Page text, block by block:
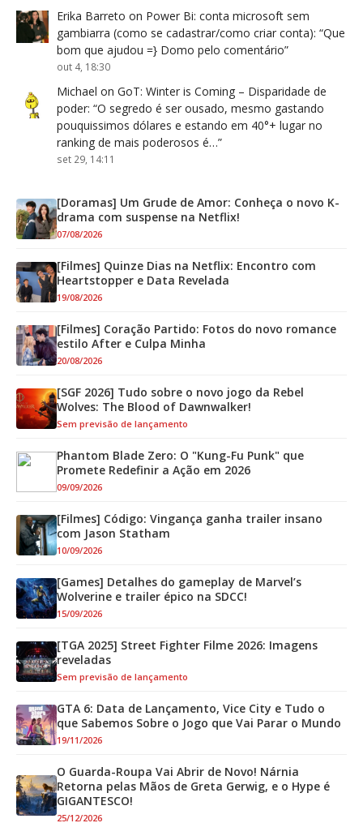
Erika Barreto on Power Bi: conta microsoft sem
gambiarra (como se cadastrar/como criar conta): “Que
bom que ajudou =} Domo pelo comentário”
out 4, 18:30
Michael on GoT: Winter is Coming – Disparidade de
poder: “O segredo é ser ousado, mesmo gastando
pouquissimos dólares e estando em 40°+ lugar no
ranking de mais poderosos é…”
set 29, 14:11
[Doramas] Um Grude de Amor: Conheça o novo K-
drama com suspense na Netflix!
07/08/2026
[Filmes] Quinze Dias na Netflix: Encontro com
Heartstopper e Data Revelada
19/08/2026
[Filmes] Coração Partido: Fotos do novo romance
estilo After e Culpa Minha
20/08/2026
[SGF 2026] Tudo sobre o novo jogo da Rebel
Wolves: The Blood of Dawnwalker!
Sem previsão de lançamento
Phantom Blade Zero: O "Kung-Fu Punk" que
Promete Redefinir a Ação em 2026
09/09/2026
[Filmes] Código: Vingança ganha trailer insano
com Jason Statham
10/09/2026
[Games] Detalhes do gameplay de Marvel’s
Wolverine e trailer épico na SDCC!
15/09/2026
[TGA 2025] Street Fighter Filme 2026: Imagens
reveladas
Sem previsão de lançamento
GTA 6: Data de Lançamento, Vice City e Tudo o
que Sabemos Sobre o Jogo que Vai Parar o Mundo
19/11/2026
O Guarda-Roupa Vai Abrir de Novo! Nárnia
Retorna pelas Mãos de Greta Gerwig, e o Hype é
GIGANTESCO!
25/12/2026